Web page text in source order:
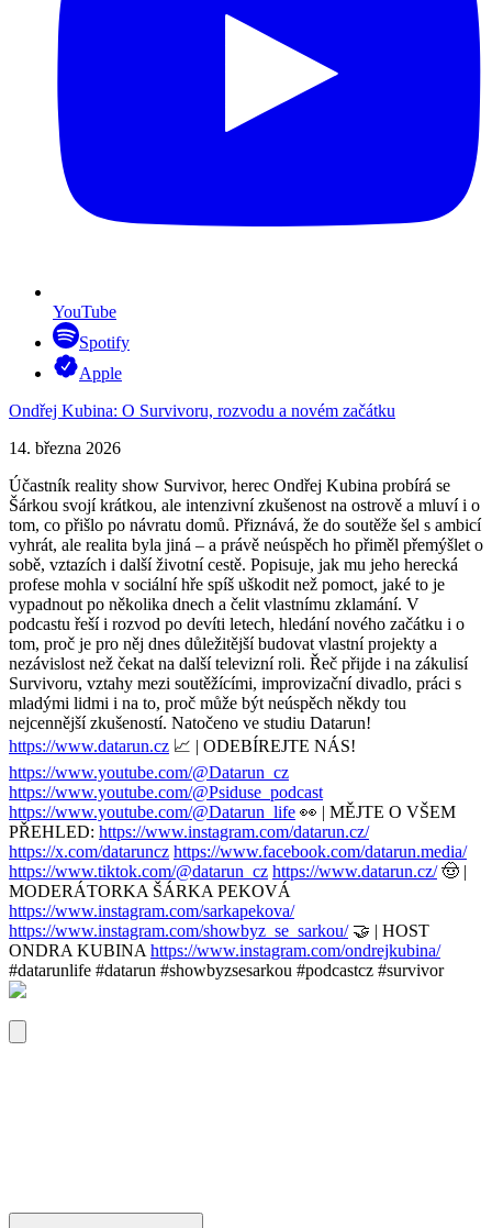
YouTube
Spotify
Apple
Ondřej Kubina: O Survivoru, rozvodu a novém začátku
14. března 2026
Účastník reality show Survivor, herec Ondřej Kubina probírá se
Šárkou svojí krátkou, ale intenzivní zkušenost na ostrově a mluví i o
tom, co přišlo po návratu domů. Přiznává, že do soutěže šel s ambicí
vyhrát, ale realita byla jiná – a právě neúspěch ho přiměl přemýšlet o
sobě, vztazích i další životní cestě. Popisuje, jak mu jeho herecká
profese mohla v sociální hře spíš uškodit než pomoct, jaké to je
vypadnout po několika dnech a čelit vlastnímu zklamání. V
podcastu řeší i rozvod po devíti letech, hledání nového začátku i o
tom, proč je pro něj dnes důležitější budovat vlastní projekty a
nezávislost než čekat na další televizní roli. Řeč přijde i na zákulisí
Survivoru, vztahy mezi soutěžícími, improvizační divadlo, práci s
mladými lidmi i na to, proč může být neúspěch někdy tou
nejcennější zkušeností. Natočeno ve studiu Datarun!
https://www.datarun.cz 📈 | ODEBÍREJTE NÁS!
https://www.youtube.com/@Datarun_cz
https://www.youtube.com/@Psiduse_podcast
https://www.youtube.com/@Datarun_life 👀 | MĚJTE O VŠEM
PŘEHLED: https://www.instagram.com/datarun.cz/
https://x.com/dataruncz https://www.facebook.com/datarun.media/
https://www.tiktok.com/@datarun_cz https://www.datarun.cz/🤠 |
MODERÁTORKA ŠÁRKA PEKOVÁ
https://www.instagram.com/sarkapekova/
https://www.instagram.com/showbyz_se_sarkou/🤝 | HOST
ONDRA KUBINA https://www.instagram.com/ondrejkubina/
#datarunlife #datarun #showbyzsesarkou #podcastcz #survivor